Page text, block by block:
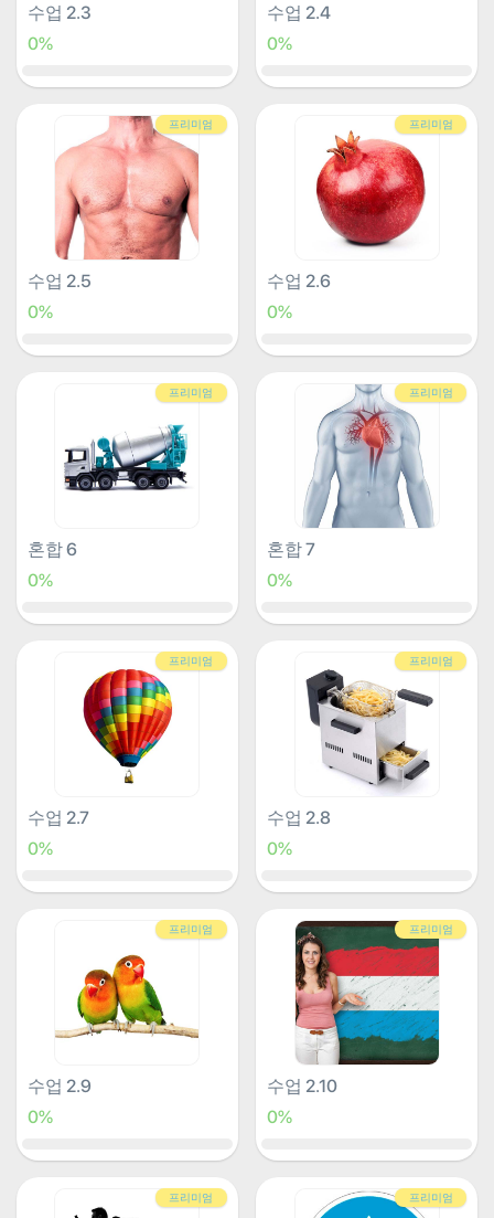
수업 2.3
0%
수업 2.4
0%
프리미엄
수업 2.5
0%
프리미엄
수업 2.6
0%
프리미엄
혼합 6
0%
프리미엄
혼합 7
0%
프리미엄
수업 2.7
0%
프리미엄
수업 2.8
0%
프리미엄
수업 2.9
0%
프리미엄
수업 2.10
0%
프리미엄 프리미엄